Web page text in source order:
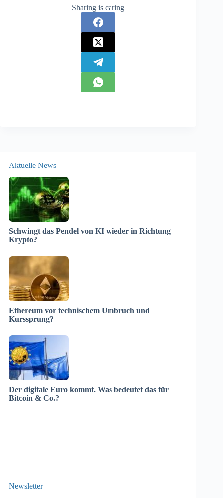
Sharing is caring
Aktuelle News
Schwingt das Pendel von KI wieder in Richtung
Krypto?
Ethereum vor technischem Umbruch und
Kurssprung?
Der digitale Euro kommt. Was bedeutet das für
Bitcoin & Co.?
Newsletter